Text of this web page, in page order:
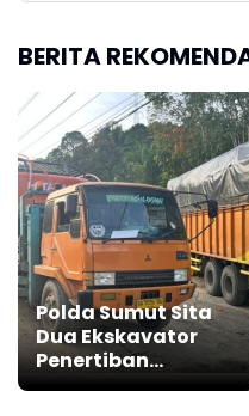
BERITA
Polda Sumut Sita
Dua Ekskavator
Penertiban
Tambang Emas